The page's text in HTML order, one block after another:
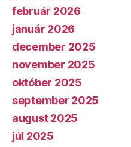
február 2026
január 2026
december 2025
november 2025
október 2025
september 2025
august 2025
júl 2025